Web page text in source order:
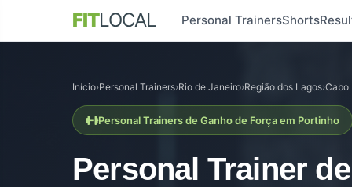
FITLOCAL Personal TrainersShorts
Início›Personal Trainers›Rio de Janeiro›Região dos Lagos›Cabo
Personal Trainers de Ganho de Força em Portinho
Personal Trainer